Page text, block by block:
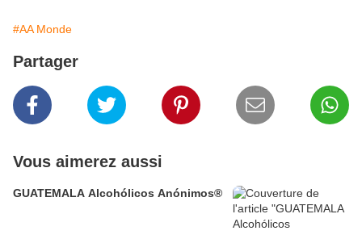
#AA Monde
Partager
Vous aimerez aussi
GUATEMALA Alcohólicos Anónimos®